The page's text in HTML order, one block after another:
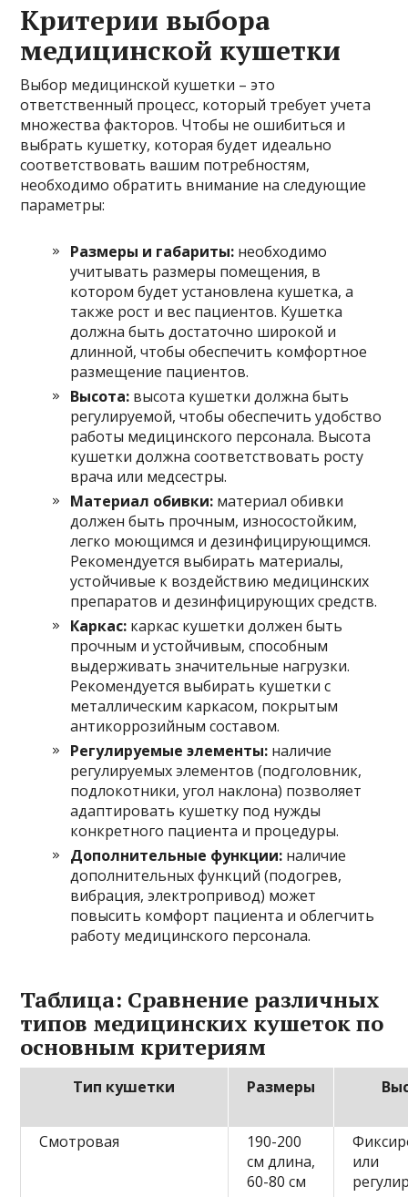
Критерии выбора
медицинской кушетки
Выбор медицинской кушетки – это
ответственный процесс, который требует учета
множества факторов. Чтобы не ошибиться и
выбрать кушетку, которая будет идеально
соответствовать вашим потребностям,
необходимо обратить внимание на следующие
параметры:
Размеры и габариты: необходимо
учитывать размеры помещения, в
котором будет установлена кушетка, а
также рост и вес пациентов. Кушетка
должна быть достаточно широкой и
длинной, чтобы обеспечить комфортное
размещение пациентов.
Высота: высота кушетки должна быть
регулируемой, чтобы обеспечить удобство
работы медицинского персонала. Высота
кушетки должна соответствовать росту
врача или медсестры.
Материал обивки: материал обивки
должен быть прочным, износостойким,
легко моющимся и дезинфицирующимся.
Рекомендуется выбирать материалы,
устойчивые к воздействию медицинских
препаратов и дезинфицирующих средств.
Каркас: каркас кушетки должен быть
прочным и устойчивым, способным
выдерживать значительные нагрузки.
Рекомендуется выбирать кушетки с
металлическим каркасом, покрытым
антикоррозийным составом.
Регулируемые элементы: наличие
регулируемых элементов (подголовник,
подлокотники, угол наклона) позволяет
адаптировать кушетку под нужды
конкретного пациента и процедуры.
Дополнительные функции: наличие
дополнительных функций (подогрев,
вибрация, электропривод) может
повысить комфорт пациента и облегчить
работу медицинского персонала.
Таблица: Сравнение различных
типов медицинских кушеток по
основным критериям
Тип кушетки Размеры
Смотровая
190-200
см длина,
60-80 см
или